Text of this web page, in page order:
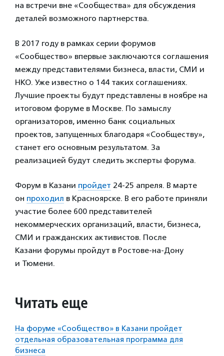
на встречи вне «Сообщества» для обсуждения
деталей возможного партнерства.
В 2017 году в рамках серии форумов
«Сообщество» впервые заключаются соглашения
между представителями бизнеса, власти, СМИ и
НКО. Уже известно о 144 таких соглашениях.
Лучшие проекты будут представлены в ноябре на
итоговом форуме в Москве. По замыслу
организаторов, именно банк социальных
проектов, запущенных благодаря «Сообществу»,
станет его основным результатом. За
реализацией будут следить эксперты форума.
Форум в Казани пройдет 24-25 апреля. В марте
он проходил в Красноярске. В его работе приняли
участие более 600 представителей
некоммерческих организаций, власти, бизнеса,
СМИ и гражданских активистов. После
Казани форумы пройдут в Ростове-на-Дону
и Тюмени.
Читать еще
На форуме «Сообщество» в Казани пройдет
отдельная образовательная программа для
бизнеса